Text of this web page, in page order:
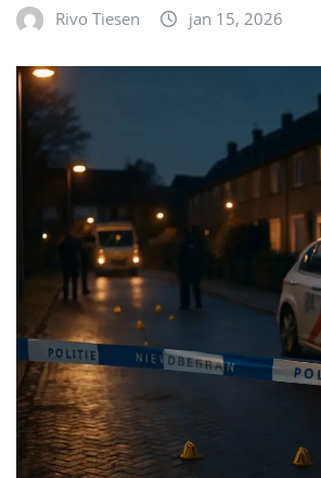
Rivo Tiesen jan 15, 2026